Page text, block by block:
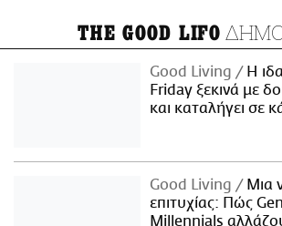
THE GOOD LIFO
Good Living
Η
Friday ξεκινά με
και καταλήγει σε
Good Living
Μια
επιτυχίας: Πώς
Millennials